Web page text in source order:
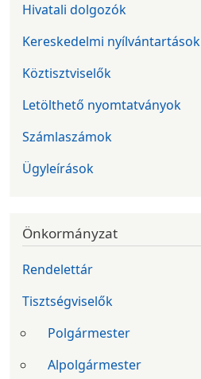
Hivatali dolgozók
Kereskedelmi nyílvántartások
Köztisztviselők
Letölthető nyomtatványok
Számlaszámok
Ügyleírások
Önkormányzat
Rendelettár
Tisztségviselők
Polgármester
Alpolgármester